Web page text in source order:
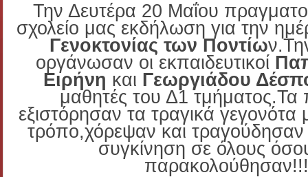
Την Δευτέρα 20 Μαΐου
σχολείο μας εκδήλωση για την
Γενοκτονίας των Ποντίω
οργάνωσαν οι εκπαιδευτικοί
Ειρήνη και Γεωργιάδου
μαθητές του Δ1 τμήματος.Τα
εξιστόρησαν τα τραγικά γεγονότα
τρόπο,χόρεψαν και
συγκίνηση σε όλους
παρακολούθησαν!!!